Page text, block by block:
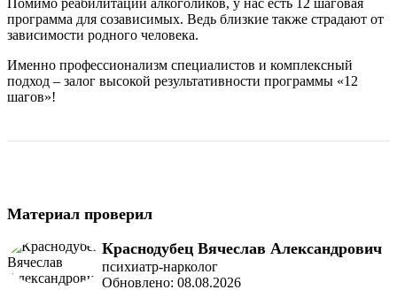
программа для созависимых. Ведь близкие также страдают от
зависимости родного человека.
Именно профессионализм специалистов и комплексный
подход – залог высокой результативности программы «12
шагов»!
Материал проверил
Краснодубец Вячеслав Александрович
психиатр-нарколог
Обновлено: 08.08.2026